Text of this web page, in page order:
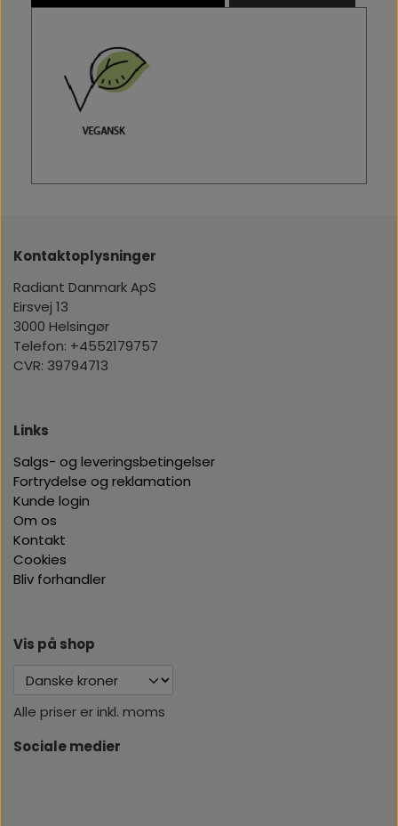
Kontaktoplysninger
Radiant Danmark ApS
Eirsvej 13
3000 Helsingør
Telefon: +4552179757
CVR: 39794713
Links
Salgs- og leveringsbetingelser
Fortrydelse og reklamation
Kunde login
Om os
Kontakt
Cookies
Bliv forhandler
Vis på shop
Alle priser er inkl. moms
Sociale medier